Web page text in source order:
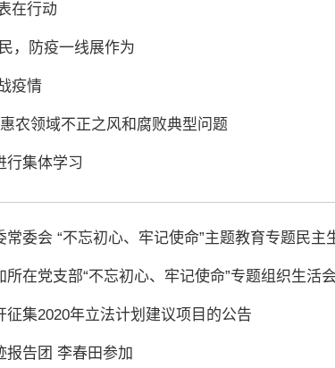
在行动
，防疫一线展作为
疫情
农领域不正之风和腐败典型问题
行集体学习
常委会 “不忘初心、牢记使命”主题教育专题民主
所在党支部“不忘初心、牢记使命”专题组织生活
征集2020年立法计划建议项目的公告
报告团 李春田参加